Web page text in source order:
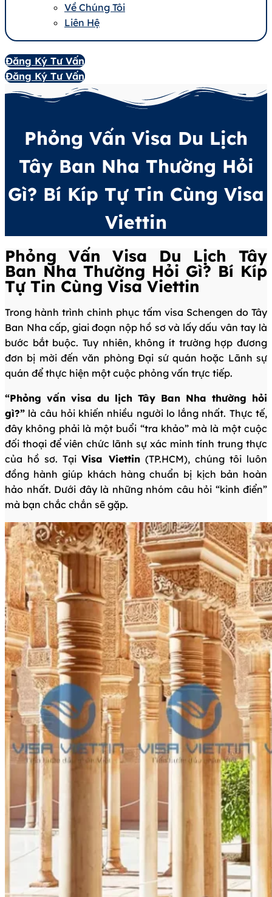
Về Chúng Tôi
Liên Hệ
Đăng Ký Tư Vấn
Đăng Ký Tư Vấn
Phỏng Vấn Visa Du Lịch
Tây Ban Nha Thường Hỏi
Gì? Bí Kíp Tự Tin Cùng Visa
Viettin
Phỏng Vấn Visa Du Lịch Tây
Ban Nha Thường Hỏi Gì? Bí Kíp
Tự Tin Cùng Visa Viettin
Trong hành trình chinh phục tấm visa Schengen do Tây
Ban Nha cấp, giai đoạn nộp hồ sơ và lấy dấu vân tay là
bước bắt buộc. Tuy nhiên, không ít trường hợp đương
đơn bị mời đến văn phòng Đại sứ quán hoặc Lãnh sự
quán để thực hiện một cuộc phỏng vấn trực tiếp.
“Phỏng vấn visa du lịch Tây Ban Nha thường hỏi
gì?” là câu hỏi khiến nhiều người lo lắng nhất. Thực tế,
đây không phải là một buổi “tra khảo” mà là một cuộc
đối thoại để viên chức lãnh sự xác minh tính trung thực
của hồ sơ. TạiVisa Viettin(TP.HCM), chúng tôi luôn
đồng hành giúp khách hàng chuẩn bị kịch bản hoàn
hảo nhất. Dưới đây là những nhóm câu hỏi “kinh điển”
mà bạn chắc chắn sẽ gặp.